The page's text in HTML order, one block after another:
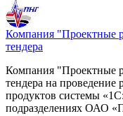
Компания "Проектные
тендера
Компания "Проектные
тендера на
продуктов системы
подразделениях ОАО